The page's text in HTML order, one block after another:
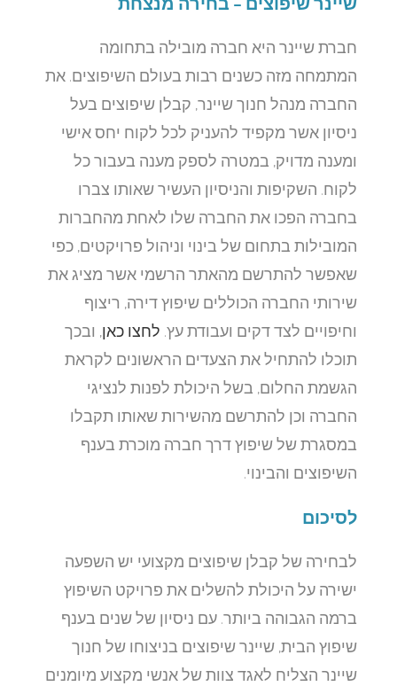
חברת שיינר היא חברה מובילה בתחומה
המתמחה מזה כשנים רבות בעולם השיפוצים. את
החברה מנהל חנוך שיינר, קבלן שיפוצים בעל
ניסיון אשר מקפיד להעניק לכל לקוח יחס אישי
ומענה מדויק, במטרה לספק מענה בעבור כל
לקוח. השקיפות והניסיון העשיר שאותו צברו
בחברה הפכו את החברה שלו לאחת מהחברות
המובילות בתחום של בינוי וניהול פרויקטים, כפי
שאפשר להתרשם מהאתר הרשמי אשר מציג את
שירותי החברה הכוללים שיפוץ דירה, ריצוף
וחיפויים לצד דקים ועבודת עץ.לחצו כאן , ובכך
תוכלו להתחיל את הצעדים הראשונים לקראת
הגשמת החלום, בשל היכולת לפנות לנציגי
החברה וכן להתרשם מהשירות שאותו תקבלו
במסגרת של שיפוץ דרך חברה מוכרת בענף
השיפוצים והבינוי.
לסיכום
לבחירה של קבלן שיפוצים מקצועי יש השפעה
ישירה על היכולת להשלים את פרויקט השיפוץ
ברמה הגבוהה ביותר. עם ניסיון של שנים בענף
שיפוץ הבית, שיינר שיפוצים בניצוחו של חנוך
שיינר הצליח לאגד צוות של אנשי מקצוע מיומנים